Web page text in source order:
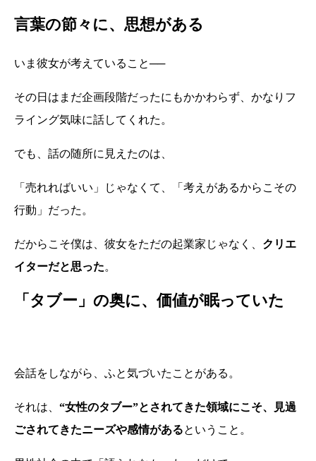
言葉の節々に、思想がある
いま彼女が考えていること──
その日はまだ企画段階だったにもかかわらず、かなりフ
ライング気味に話してくれた。
でも、話の随所に見えたのは、
「売れればいい」じゃなくて、「考えがあるからこその
行動」だった。
だからこそ僕は、彼女をただの起業家じゃなく、 クリエ
イターだと思った。
「タブー」の奥に、価値が眠っていた
会話をしながら、ふと気づいたことがある。
それは、 “女性のタブー”とされてきた領域にこそ、見過
ごされてきたニーズや感情があるということ。